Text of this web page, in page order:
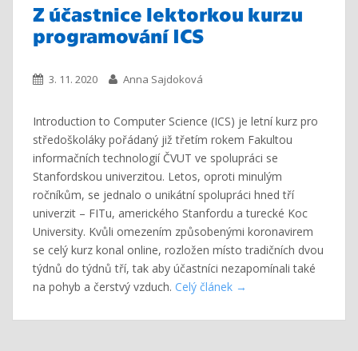
Z účastnice lektorkou kurzu
programování ICS
3. 11. 2020 Anna Sajdoková
Introduction to Computer Science (ICS) je letní kurz pro
středoškoláky pořádaný již třetím rokem Fakultou
informačních technologií ČVUT ve spolupráci se
Stanfordskou univerzitou. Letos, oproti minulým
ročníkům, se jednalo o unikátní spolupráci hned tří
univerzit – FITu, amerického Stanfordu a turecké Koc
University. Kvůli omezením způsobenými koronavirem
se celý kurz konal online, rozložen místo tradičních dvou
týdnů do týdnů tří, tak aby účastníci nezapomínali také
na pohyb a čerstvý vzduch. Celý článek